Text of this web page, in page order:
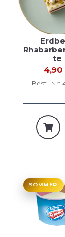
te
4,90
Best.-Nr:
SOMMER